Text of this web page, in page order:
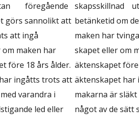
föregående skapsskillnad
görs sannolikt att betänketid om
att ingå
maken har
maken har
skapet eller om
före 18 års ålder. äktenskapet
ingåtts trots att äktenskapet
varandra i
makarna är
led eller
något av de sätt